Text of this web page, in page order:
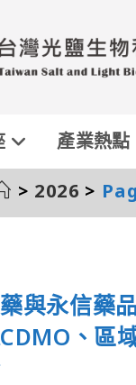
產業熱點
> 2026 >
與永信藥
、區